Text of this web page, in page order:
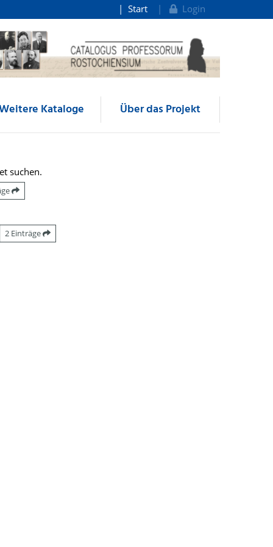
Start Login
Kataloge Über das Projekt
suchen.
2 Einträge